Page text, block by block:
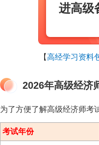
进高级
【高经学习资料
2026年高级经济
为了方便了解高级经济师考
考试年份